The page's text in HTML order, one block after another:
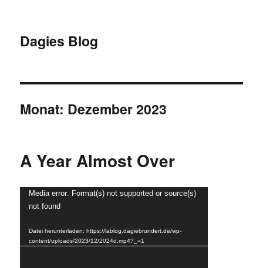
Dagies Blog
Monat: Dezember 2023
A Year Almost Over
Video-
Player
Media error: Format(s) not supported or source(s)
not found
Datei herunterladen: https://lablog.dagiebrundert.de/wp-
content/uploads/2023/12/2024d.mp4?_=1